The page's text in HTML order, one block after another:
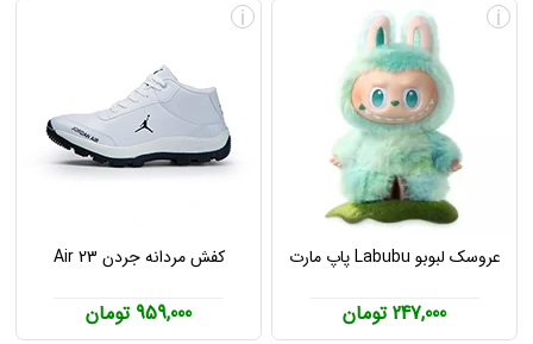
عروسک لبوبو Labubu پاپ مارت
247,000 تومان
i
کفش مردانه جردن Air 23
959,000 تومان
i